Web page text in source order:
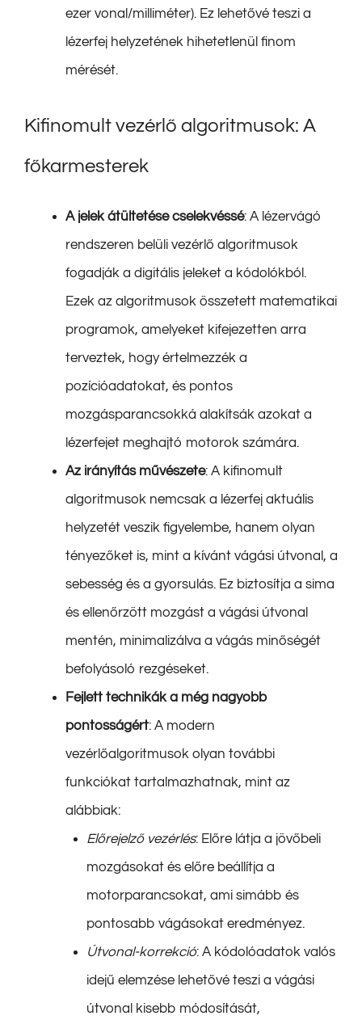
ezer vonal/milliméter). Ez lehetővé teszi a
lézerfej helyzetének hihetetlenül finom
mérését.
Kifinomult vezérlő algoritmusok: A
főkarmesterek
A jelek átültetése cselekvéssé: A lézervágó
rendszeren belüli vezérlő algoritmusok
fogadják a digitális jeleket a kódolókból.
Ezek az algoritmusok összetett matematikai
programok, amelyeket kifejezetten arra
terveztek, hogy értelmezzék a
pozícióadatokat, és pontos
mozgásparancsokká alakítsák azokat a
lézerfejet meghajtó motorok számára.
Az irányítás művészete: A kifinomult
algoritmusok nemcsak a lézerfej aktuális
helyzetét veszik figyelembe, hanem olyan
tényezőket is, mint a kívánt vágási útvonal, a
sebesség és a gyorsulás. Ez biztosítja a sima
és ellenőrzött mozgást a vágási útvonal
mentén, minimalizálva a vágás minőségét
befolyásoló rezgéseket.
Fejlett technikák a még nagyobb
pontosságért: A modern
vezérlőalgoritmusok olyan további
funkciókat tartalmazhatnak, mint az
alábbiak:
Előrejelző vezérlés: Előre látja a jövőbeli
mozgásokat és előre beállítja a
motorparancsokat, ami simább és
pontosabb vágásokat eredményez.
Útvonal-korrekció: A kódolóadatok valós
idejű elemzése lehetővé teszi a vágási
útvonal kisebb módosítását,